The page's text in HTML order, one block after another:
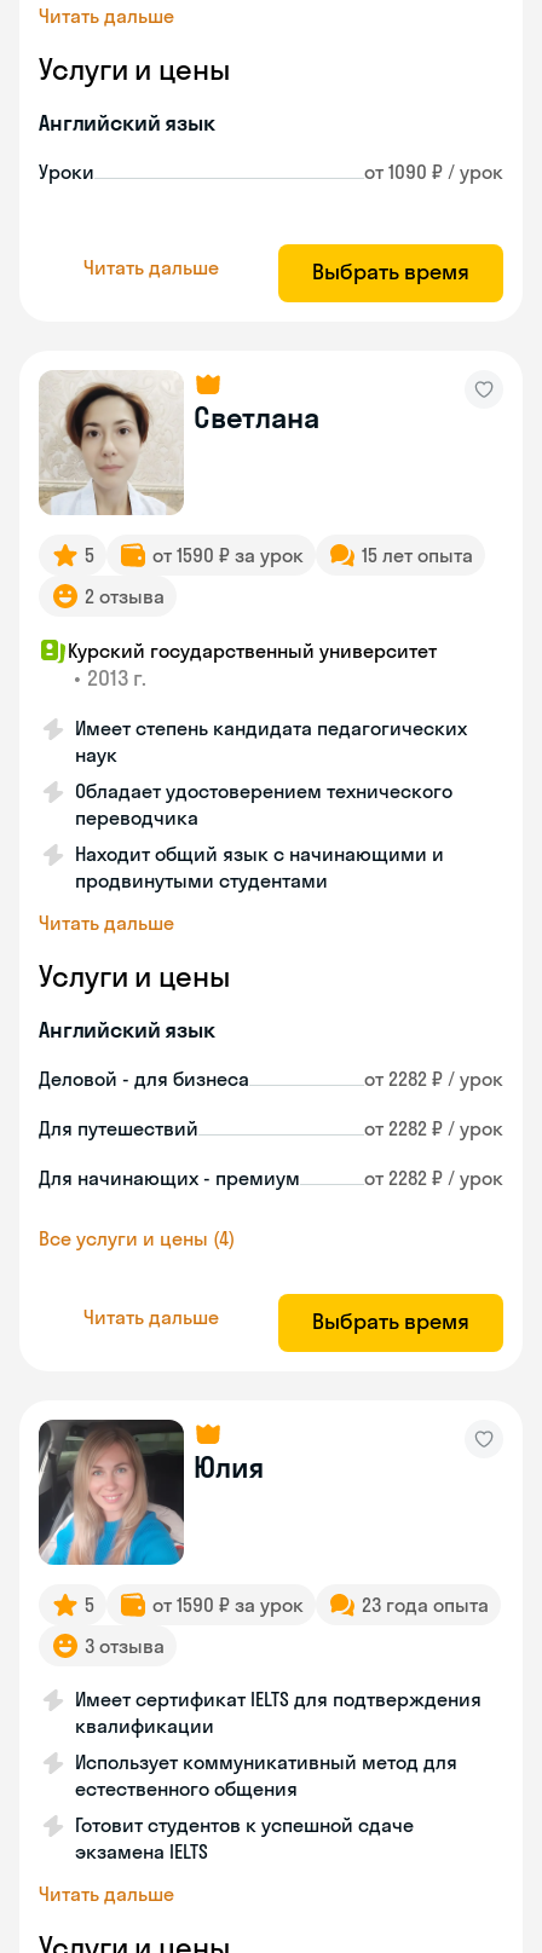
Читать дальше
Услуги и цены
Английский язык
Уроки от 1090 ₽ / урок
Читать дальше Выбрать время
Светлана
5 от 1590 ₽ за урок
15 лет опыта
2 отзыва
Курский государственный университет
• 2013 г.
Имеет степень кандидата педагогических
наук
Обладает удостоверением технического
переводчика
Находит общий язык с начинающими и
продвинутыми студентами
Читать дальше
Услуги и цены
Английский язык
Деловой - для бизнеса от 2282 ₽ / урок
Для путешествий от 2282 ₽ / урок
Для начинающих - премиум от 2282 ₽ / урок
Все услуги и цены (4)
Читать дальше Выбрать время
Юлия
5 от 1590 ₽ за урок
23 года опыта
3 отзыва
Имеет сертификат IELTS для подтверждения
квалификации
Использует коммуникативный метод для
естественного общения
Готовит студентов к успешной сдаче
экзамена IELTS
Читать дальше